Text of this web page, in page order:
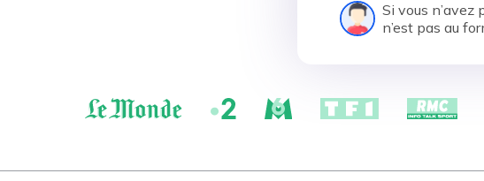
Si vous n’avez
n’est pas au